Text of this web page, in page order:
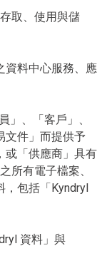
取、使用與儲
資料中心服務、應
」、「客戶」、
文件」而提供予
或「供應商」具有
所有電子檔案、
，包括「Kyndryl
資料」與